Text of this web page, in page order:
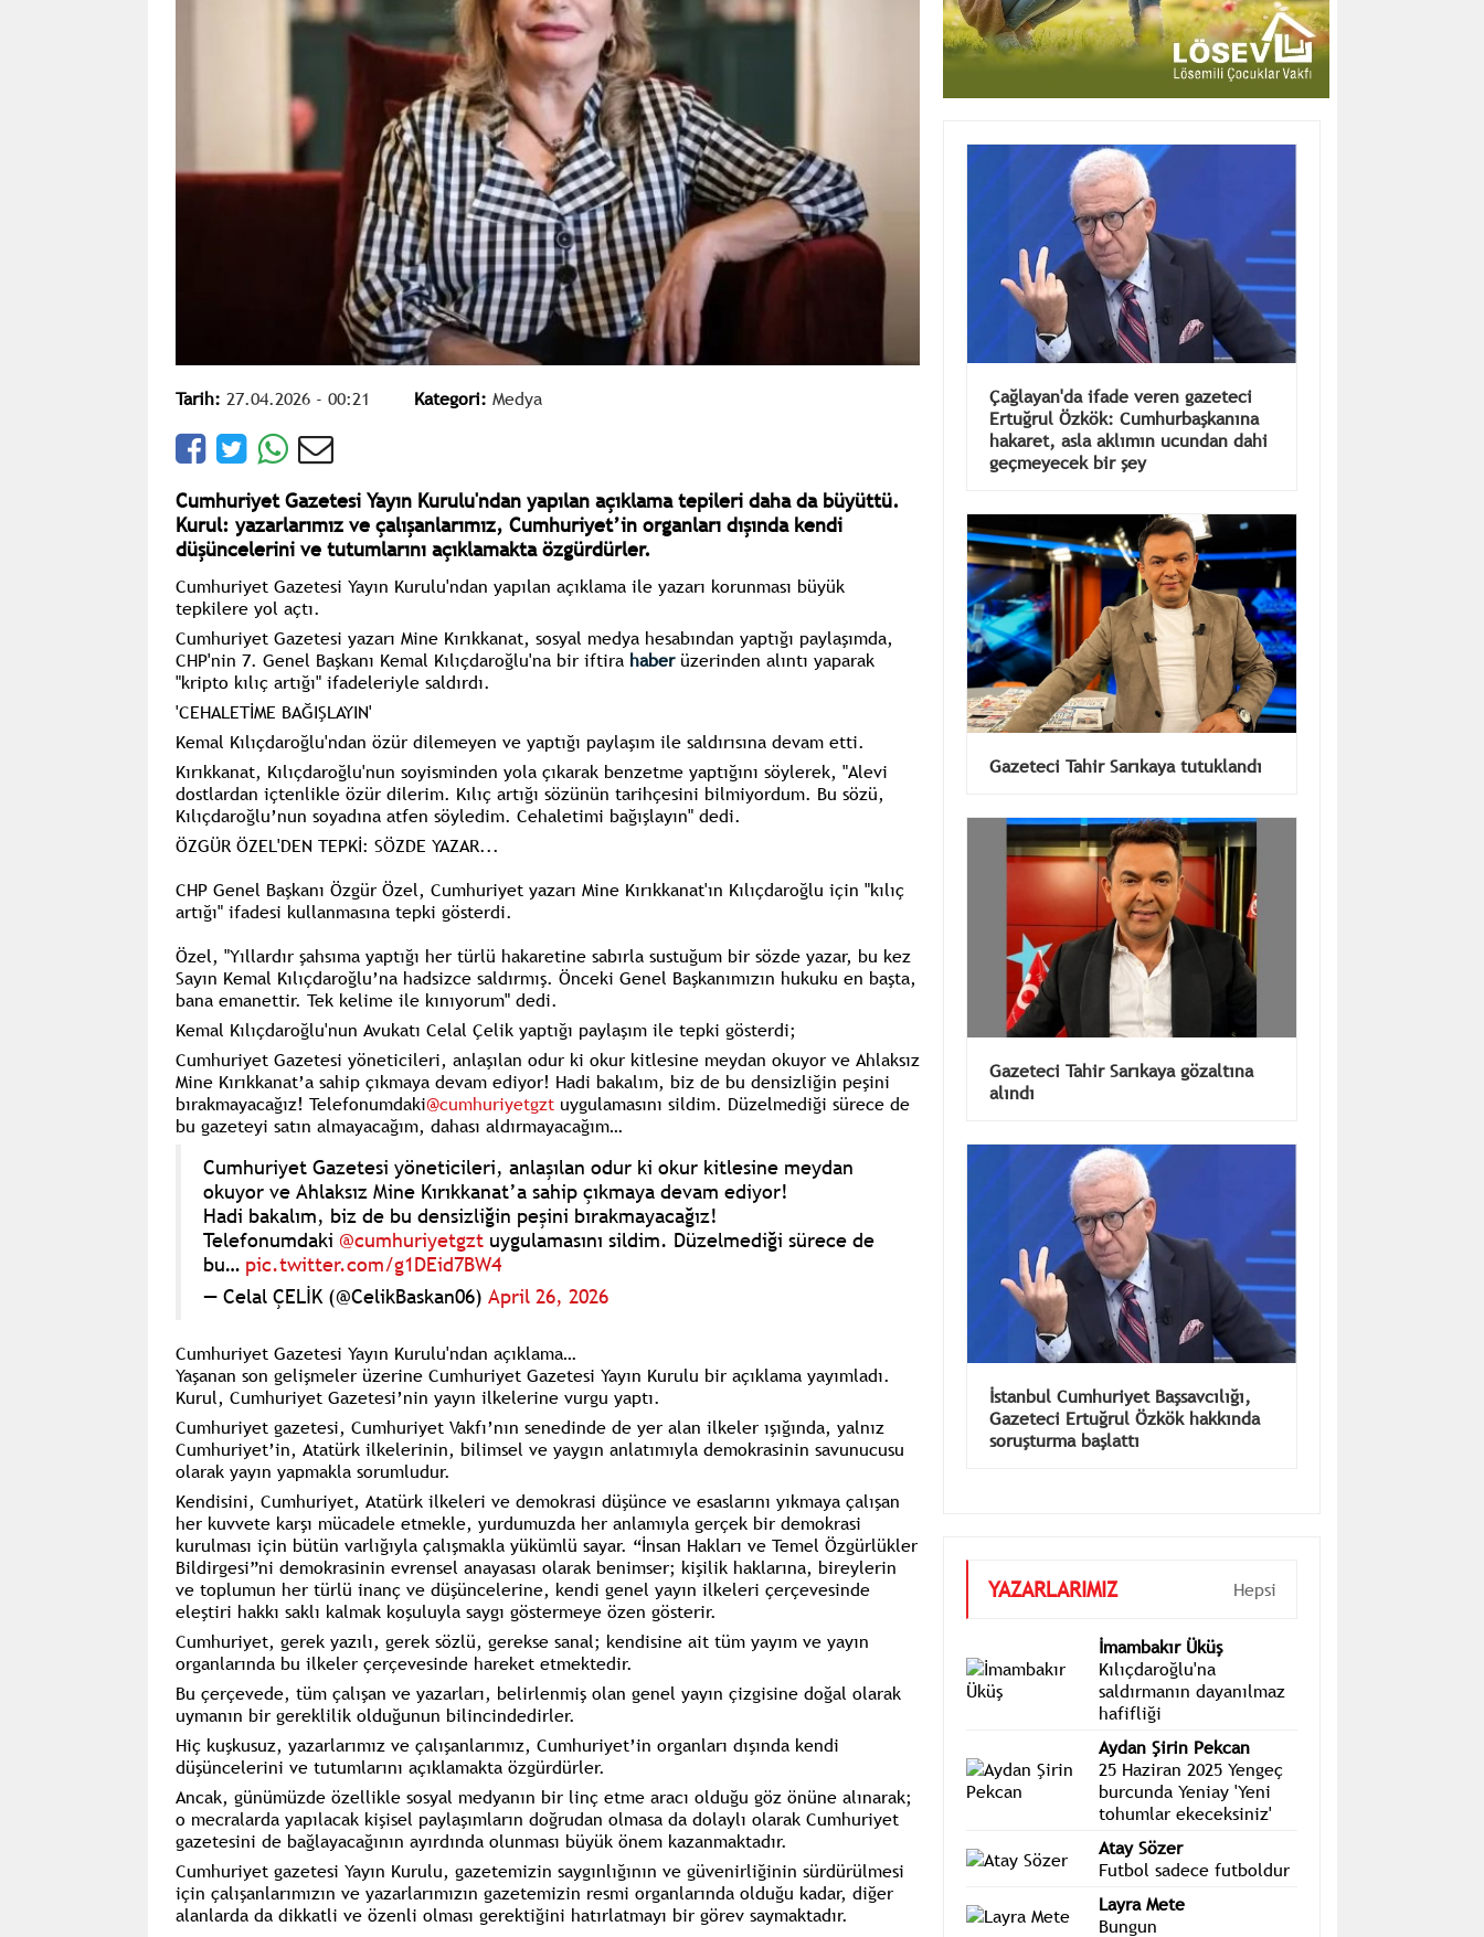
Tarih: 27.04.2026 - 00:21 Kategori: Medya
Cumhuriyet Gazetesi Yayın Kurulu'ndan yapılan açıklama tepileri daha da büyüttü.
Kurul: yazarlarımız ve çalışanlarımız, Cumhuriyet’in organları dışında kendi
düşüncelerini ve tutumlarını açıklamakta özgürdürler.
Cumhuriyet Gazetesi Yayın Kurulu'ndan yapılan açıklama ile yazarı korunması büyük
tepkilere yol açtı.
Cumhuriyet Gazetesi yazarı Mine Kırıkkanat, sosyal medya hesabından yaptığı paylaşımda,
CHP'nin 7. Genel Başkanı Kemal Kılıçdaroğlu'na bir iftira haberüzerinden alıntı yaparak
"kripto kılıç artığı" ifadeleriyle saldırdı.
'CEHALETİME BAĞIŞLAYIN'
Kemal Kılıçdaroğlu'ndan özür dilemeyen ve yaptığı paylaşım ile saldırısına devam etti.
Kırıkkanat, Kılıçdaroğlu'nun soyisminden yola çıkarak benzetme yaptığını söylerek, "Alevi
dostlardan içtenlikle özür dilerim. Kılıç artığı sözünün tarihçesini bilmiyordum. Bu sözü,
Kılıçdaroğlu’nun soyadına atfen söyledim. Cehaletimi bağışlayın" dedi.
ÖZGÜR ÖZEL'DEN TEPKİ: SÖZDE YAZAR...
CHP Genel Başkanı Özgür Özel, Cumhuriyet yazarı Mine Kırıkkanat'ın Kılıçdaroğlu için "kılıç
artığı" ifadesi kullanmasına tepki gösterdi.
Özel, "Yıllardır şahsıma yaptığı her türlü hakaretine sabırla sustuğum bir sözde yazar, bu kez
Sayın Kemal Kılıçdaroğlu’na hadsizce saldırmış. Önceki Genel Başkanımızın hukuku en başta,
bana emanettir. Tek kelime ile kınıyorum" dedi.
Kemal Kılıçdaroğlu'nun Avukatı Celal Çelik yaptığı paylaşım ile tepki gösterdi;
Cumhuriyet Gazetesi yöneticileri, anlaşılan odur ki okur kitlesine meydan okuyor ve Ahlaksız
Mine Kırıkkanat’a sahip çıkmaya devam ediyor! Hadi bakalım, biz de bu densizliğin peşini
bırakmayacağız! Telefonumdaki@cumhuriyetgztuygulamasını sildim. Düzelmediği sürece de
bu gazeteyi satın almayacağım, dahası aldırmayacağım…
Cumhuriyet Gazetesi yöneticileri, anlaşılan odur ki okur kitlesine meydan
okuyor ve Ahlaksız Mine Kırıkkanat’a sahip çıkmaya devam ediyor!
Hadi bakalım, biz de bu densizliğin peşini bırakmayacağız!
Telefonumdaki @cumhuriyetgztuygulamasını sildim. Düzelmediği sürece de
bu… pic.twitter.com/g1DEid7BW4
— Celal ÇELİK (@CelikBaskan06) April 26, 2026
Cumhuriyet Gazetesi Yayın Kurulu'ndan açıklama…
Yaşanan son gelişmeler üzerine Cumhuriyet Gazetesi Yayın Kurulu bir açıklama yayımladı.
Kurul, Cumhuriyet Gazetesi’nin yayın ilkelerine vurgu yaptı.
Cumhuriyet gazetesi, Cumhuriyet Vakfı’nın senedinde de yer alan ilkeler ışığında, yalnız
Cumhuriyet’in, Atatürk ilkelerinin, bilimsel ve yaygın anlatımıyla demokrasinin savunucusu
olarak yayın yapmakla sorumludur.
Kendisini, Cumhuriyet, Atatürk ilkeleri ve demokrasi düşünce ve esaslarını yıkmaya çalışan
her kuvvete karşı mücadele etmekle, yurdumuzda her anlamıyla gerçek bir demokrasi
kurulması için bütün varlığıyla çalışmakla yükümlü sayar. “İnsan Hakları ve Temel Özgürlükler
Bildirgesi”ni demokrasinin evrensel anayasası olarak benimser; kişilik haklarına, bireylerin
ve toplumun her türlü inanç ve düşüncelerine, kendi genel yayın ilkeleri çerçevesinde
eleştiri hakkı saklı kalmak koşuluyla saygı göstermeye özen gösterir.
Cumhuriyet, gerek yazılı, gerek sözlü, gerekse sanal; kendisine ait tüm yayım ve yayın
organlarında bu ilkeler çerçevesinde hareket etmektedir.
Bu çerçevede, tüm çalışan ve yazarları, belirlenmiş olan genel yayın çizgisine doğal olarak
uymanın bir gereklilik olduğunun bilincindedirler.
Hiç kuşkusuz, yazarlarımız ve çalışanlarımız, Cumhuriyet’in organları dışında kendi
düşüncelerini ve tutumlarını açıklamakta özgürdürler.
Ancak, günümüzde özellikle sosyal medyanın bir linç etme aracı olduğu göz önüne alınarak;
o mecralarda yapılacak kişisel paylaşımların doğrudan olmasa da dolaylı olarak Cumhuriyet
gazetesini de bağlayacağının ayırdında olunması büyük önem kazanmaktadır.
Cumhuriyet gazetesi Yayın Kurulu, gazetemizin saygınlığının ve güvenirliğinin sürdürülmesi
için çalışanlarımızın ve yazarlarımızın gazetemizin resmi organlarında olduğu kadar, diğer
alanlarda da dikkatli ve özenli olması gerektiğini hatırlatmayı bir görev saymaktadır.
Çağlayan'da ifade veren gazeteci
Ertuğrul Özkök: Cumhurbaşkanına
hakaret, asla aklımın ucundan dahi
Gazeteci Tahir Sarıkaya gözaltına
İstanbul Cumhuriyet Başsavcılığı,
Gazeteci Ertuğrul Özkök hakkında
İmambakır Üküş
Kılıçdaroğlu'na
saldırmanın dayanılmaz
hafifliği
Aydan Şirin Pekcan
25 Haziran 2025 Yengeç
burcunda Yeniay 'Yeni
tohumlar ekeceksiniz'
Atay Sözer
Futbol sadece futboldur